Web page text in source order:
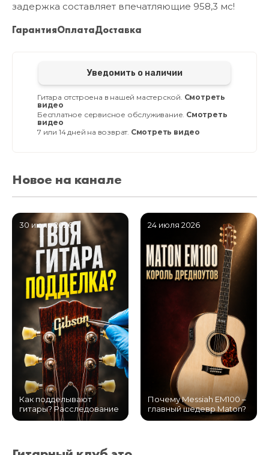
задержка составляет впечатляющие 958,3 мс!
ГарантияОплатаДоставка
Уведомить о наличии
Гитара отстроена в нашей мастерской. Смотреть
видео
Бесплатное сервисное обслуживание. Смотреть
видео
7 или 14 дней на возврат. Смотреть видео
Новое на канале
30 июля 2026
Как подделывают
гитары? Расследование
24 июля 2026
Почему Messiah EM100 –
главный шедевр Maton?